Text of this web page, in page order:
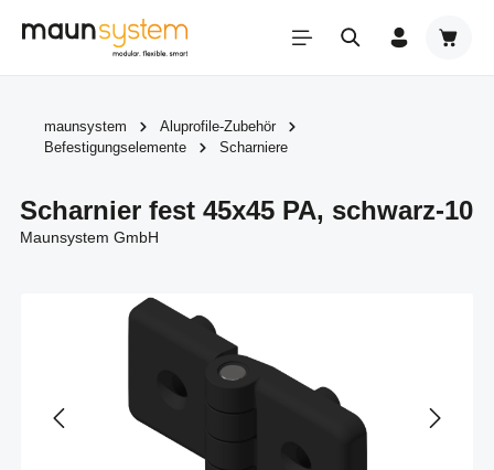
Zum Hauptinhalt springen
maunsystem
Aluprofile-Zubehör
Befestigungselemente
Scharniere
Scharnier fest 45x45 PA, schwarz-10
Maunsystem GmbH